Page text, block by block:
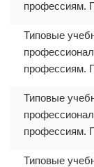
профессиям.
Типовые
профессиям.
Типовые
профессиям.
Типовые